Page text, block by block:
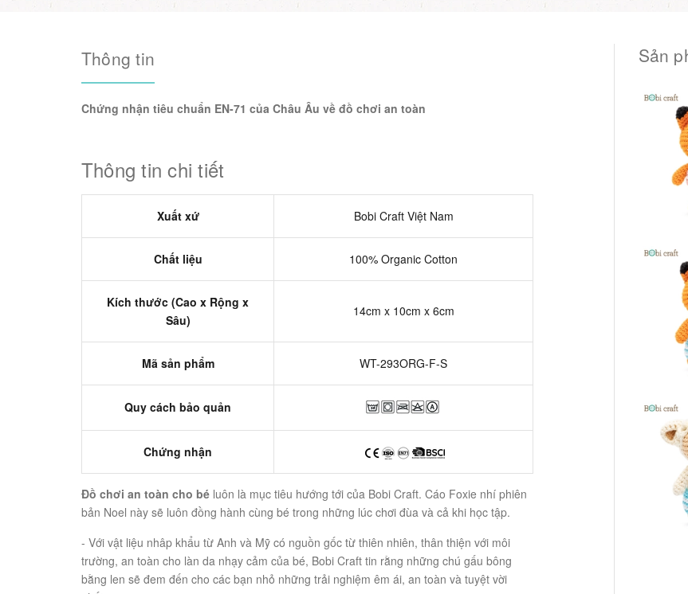
Thông tin
Chứng nhận tiêu chuẩn EN-71 của Châu Âu về đồ chơi an toàn
Thông tin chi tiết
Xuất xứ Bobi Craft Việt Nam
Chất liệu 100% Organic Cotton
Kích thước (Cao x Rộng x
Sâu)
14cm x 10cm x 6cm
Mã sản phẩm WT-293ORG-F-S
Quy cách bảo quản
Chứng nhận
Đồ chơi an toàn cho bé luôn là mục tiêu hướng tới của Bobi Craft. Cáo Foxie nhí phiên
bản Noel này sẽ luôn đồng hành cùng bé trong những lúc chơi đùa và cả khi học tập.
- Với vật liệu nhâp khẩu từ Anh và Mỹ có nguồn gốc từ thiên nhiên, thân thiện với môi
trường, an toàn cho làn da nhạy cảm của bé, Bobi Craft tin rằng những chú gấu bông
bằng len sẽ đem đến cho các bạn nhỏ những trải nghiệm êm ái, an toàn và tuyệt vời
Sản